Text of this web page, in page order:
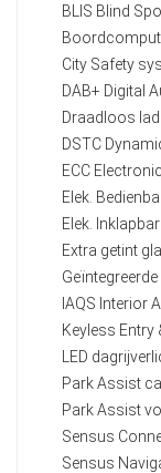
BLIS Blind
City Safety
DAB+ Digital
Draadloos
DSTC
ECC
Elek.
Elek.
Extra getint
IAQS Interior
Keyless Entry
LED
Park Assist
Park Assist
Sensus
Sensus